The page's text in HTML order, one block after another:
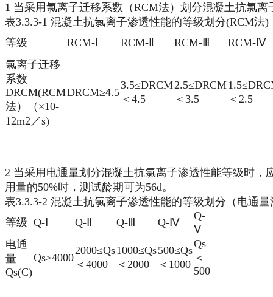
1 当采用氯离子迁移系数（RCM法）划分混凝土抗氯
表3.3.3-1 混凝土抗氯离子渗透性能的等级划分(RCM法)
等级
RCM-Ⅰ RCM-Ⅱ RCM-Ⅲ
RCM-Ⅳ
氯离子迁移
系数
DRCM(RCM
法）（×10-
12m2／s)
DRCM≥4.5
3.5≤DRCM
＜4.5
2.5≤DRCM
＜3.5
＜2.5
2 当采用电通量划分混凝土抗氯离子渗透性能等级时
用量的50%时，测试龄期可为56d。
表3.3.3-2 混凝土抗氯离子渗透性能的等级划分（电通量
等级 Q-Ⅰ Q-Ⅱ Q-Ⅲ Q-Ⅳ
Q-
Ⅴ
电通
量
Qs(C)
Qs≥4000
2000≤Qs
＜4000
1000≤Qs
＜2000
500≤Qs
＜1000
Qs
＜
500